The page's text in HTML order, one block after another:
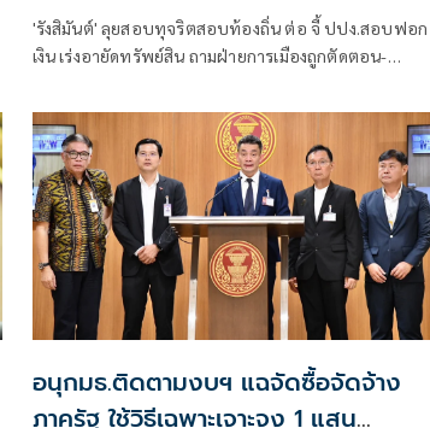
'รังสิมันต์' ลุยสอบทุจริตสอบท้องถิ่น ต่อ จี้ ปปง.สอบฟอก
เงิน เร่งอายัดทรัพย์สิน ถามฝ่ายการเมืองถูกตัดตอน-
มาตรการป้องกันจะรัดกุมหรือไม่
อนุกมธ.ติดตามงบฯ แฉจัดซื้อจัดจ้าง
ภาครัฐ ใช้วิธีเฉพาะเจาะจง 1 แสน